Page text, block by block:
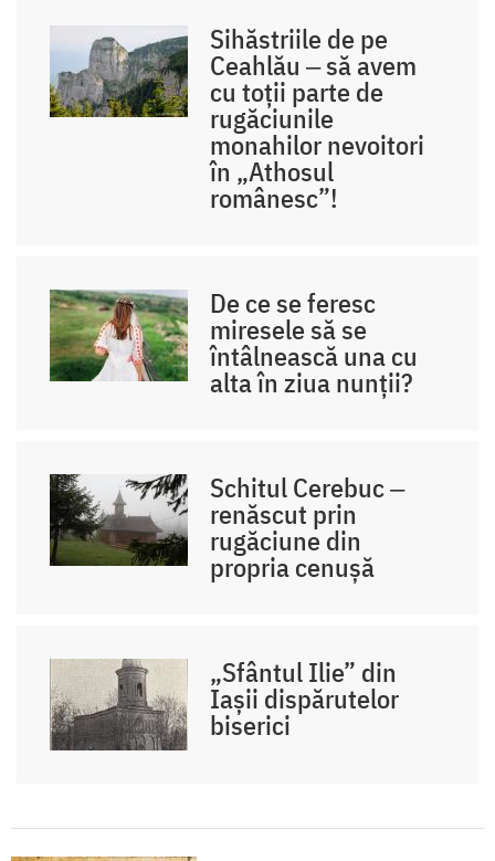
Sihăstriile de pe
Ceahlău ‒ să avem
cu toții parte de
rugăciunile
monahilor nevoitori
în „Athosul
românesc”!
De ce se feresc
miresele să se
întâlnească una cu
alta în ziua nunții?
Schitul Cerebuc ‒
renăscut prin
rugăciune din
propria cenușă
„Sfântul Ilie” din
Iașii dispărutelor
biserici